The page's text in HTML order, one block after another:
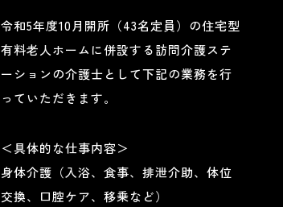
令和5年度10月開所（43名定員）の住宅型
有料老人ホームに併設する訪問介護ステ
ーションの介護士として下記の業務を行
っていただきます。
＜具体的な仕事内容＞
身体介護（入浴、食事、排泄介助、体位
交換、口腔ケア、移乗など）